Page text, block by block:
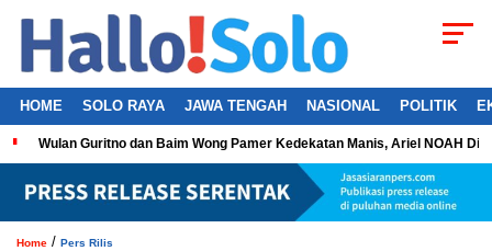
HOME SOLO RAYA JAWA TENGAH NASIONAL POLITIK
Wulan Guritno dan Baim Wong Pamer Kedekatan Manis, Ariel NOAH
Home / Pers Rilis